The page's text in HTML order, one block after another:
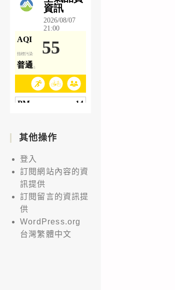
其他操作
登入
訂閱網站內容的資
訊提供
訂閱留言的資訊提
供
WordPress.org
台灣繁體中文